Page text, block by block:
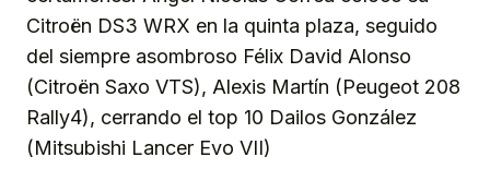
Citroën DS3 WRX en la quinta plaza, seguido
del siempre asombroso Félix David Alonso
(Citroën Saxo VTS), Alexis Martín (Peugeot 208
Rally4), cerrando el top 10 Dailos González
(Mitsubishi Lancer Evo VII)